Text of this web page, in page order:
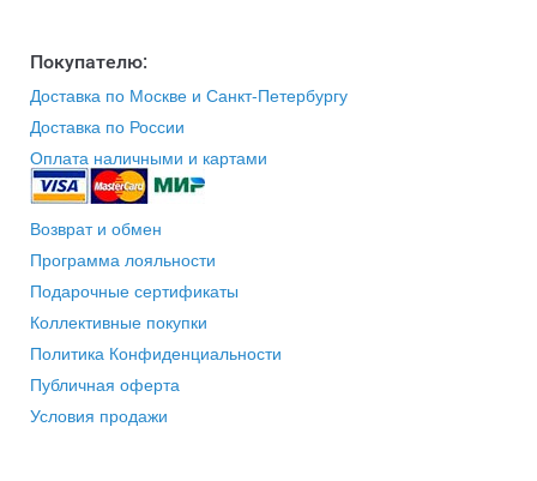
Покупателю:
Доставка по Москве и Санкт-Петербургу
Доставка по России
Оплата наличными и картами
Возврат и обмен
Программа лояльности
Подарочные сертификаты
Коллективные покупки
Политика Конфиденциальности
Публичная оферта
Условия продажи